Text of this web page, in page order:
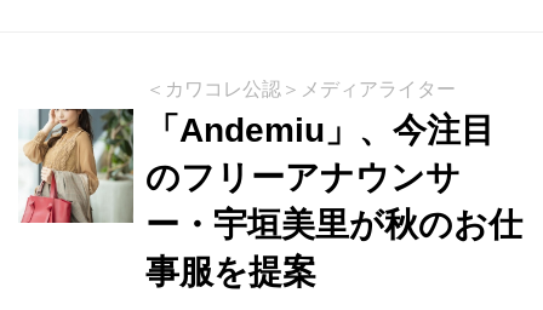
＜カワコレ公認＞メディアライター
「Andemiu」、今注目
のフリーアナウンサ
ー・宇垣美里が秋のお仕
事服を提案